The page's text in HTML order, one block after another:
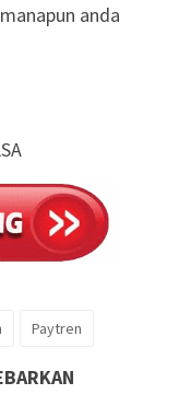
anda
Paytren